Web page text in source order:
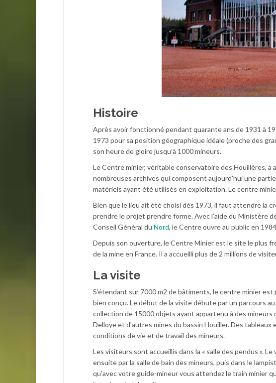
Histoire
Après avoir fonctionné pendant quarante ans de 1931 à
1973 pour sa position géographique idéale (proche des
son heure de gloire jusqu’à 1000 mineurs.
Le Centre minier, véritable conservatoire des Houillères, a
nombreuses archives qui composent aujourd’hui une
matériels ayant été utilisés en exploitation. Le centre
Bien que le lieu ait été choisi dès 1973, il faut attendre la
prendre le projet prendre forme. Avec l’aide du Ministère
Conseil Général du Nord, le Centre ouvre au public en
Depuis son ouverture, le Centre Minier est le site le plus
de la mine en France. Il a accueilli plus de 2 millions de
La visite
S’étendant sur 7000 m2 de bâtiments, le centre minier
bien conçu. Le début de la visite débute par un parcours
collection de 15000 objets ayant appartenu à des mineurs
Delloye et d’autres mines du bassin Houiller. Des tableaux
conditions de vie et de travail des mineurs.
Les visiteurs sont accueillis dans la « salle des pendus ».
ensuite par la salle de bain des mineurs, puis dans le
qu’avec votre guide-mineur vous attendez le train minier